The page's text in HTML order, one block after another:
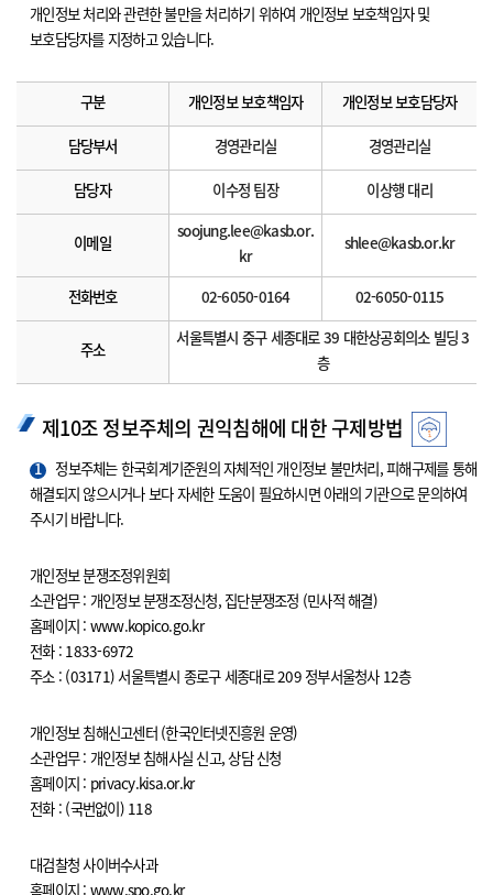
개인정보 처리와 관련한 불만을 처리하기 위하여 개인정보 보호책임자 및
보호담당자를 지정하고 있습니다.
구분 개인정보 보호책임자 개인정보 보호담당자
담당부서 경영관리실 경영관리실
담당자 이수정 팀장 이상행 대리
이메일
soojung.lee@kasb.or.
kr
shlee@kasb.or.kr
전화번호 02-6050-0164 02-6050-0115
주소
서울특별시 중구 세종대로 39 대한상공회의소 빌딩 3
층
제10조 정보주체의 권익침해에 대한 구제방법
1
정보주체는 한국회계기준원의 자체적인 개인정보 불만처리, 피해구제를 통해
해결되지 않으시거나 보다 자세한 도움이 필요하시면 아래의 기관으로 문의하여
주시기 바랍니다.
개인정보 분쟁조정위원회
소관업무 : 개인정보 분쟁조정신청, 집단분쟁조정 (민사적 해결)
홈페이지 : www.kopico.go.kr
전화 : 1833-6972
주소 : (03171) 서울특별시 종로구 세종대로 209 정부서울청사 12층
개인정보 침해신고센터 (한국인터넷진흥원 운영)
소관업무 : 개인정보 침해사실 신고, 상담 신청
홈페이지 : privacy.kisa.or.kr
전화 : (국번없이) 118
대검찰청 사이버수사과
홈페이지 : www.spo.go.kr